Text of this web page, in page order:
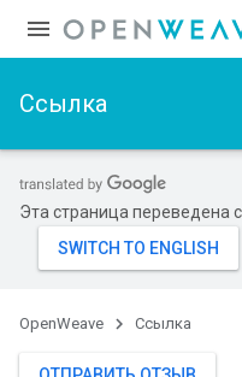
Ссылка
Эта страница переведена
OpenWeave Ссылка